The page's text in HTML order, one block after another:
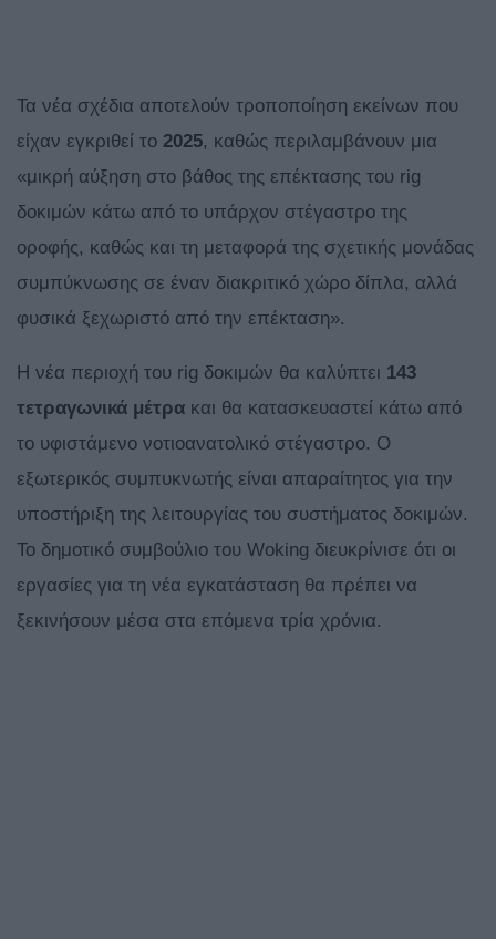
Τα νέα σχέδια αποτελούν τροποποίηση εκείνων που
είχαν εγκριθεί το 2025, καθώς περιλαμβάνουν μια
«μικρή αύξηση στο βάθος της επέκτασης του rig
δοκιμών κάτω από το υπάρχον στέγαστρο της
οροφής, καθώς και τη μεταφορά της σχετικής μονάδας
συμπύκνωσης σε έναν διακριτικό χώρο δίπλα, αλλά
φυσικά ξεχωριστό από την επέκταση».
Η νέα περιοχή του rig δοκιμών θα καλύπτει 143
τετραγωνικά μέτρα και θα κατασκευαστεί κάτω από
το υφιστάμενο νοτιοανατολικό στέγαστρο. Ο
εξωτερικός συμπυκνωτής είναι απαραίτητος για την
υποστήριξη της λειτουργίας του συστήματος δοκιμών.
Το δημοτικό συμβούλιο του Woking διευκρίνισε ότι οι
εργασίες για τη νέα εγκατάσταση θα πρέπει να
ξεκινήσουν μέσα στα επόμενα τρία χρόνια.